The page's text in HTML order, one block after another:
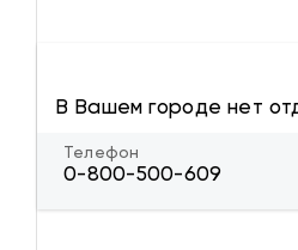
В Вашем городе нет
Телефон
0-800-500-609